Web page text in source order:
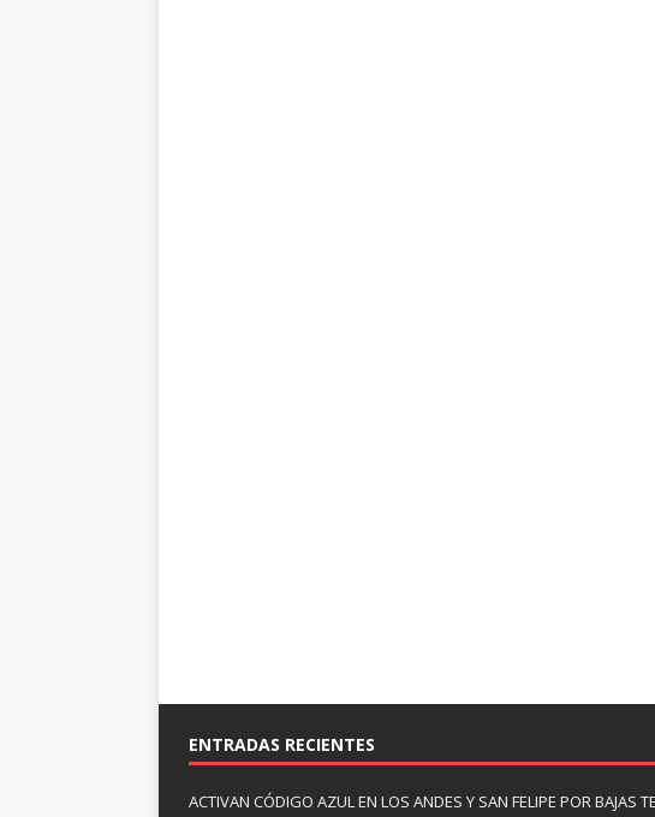
ENTRADAS RECIENTES
ACTIVAN CÓDIGO AZUL EN LOS ANDES Y SAN FELIPE POR BAJAS